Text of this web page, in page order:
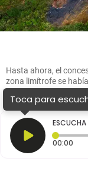
Hasta ahora, el
zona limítrofe se
SALDARRIAGA
Toca para
ESCUCHA
00:00